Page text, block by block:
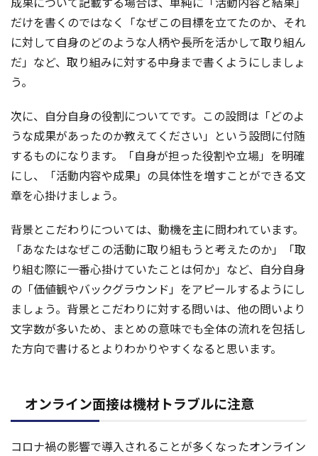
だけを書くのではなく「なぜこの目標を立てたのか、それ
に対して自身のどのような人柄や長所を活かして取り組ん
だ」など、取り組みに対する中身まで書くようにしましょ
う。
次に、自分自身の役割についてです。この設問は「どのよ
うな成果があったのか教えてください」という設問に付随
するものになります。「自身が担った役割や立場」を明確
にし、「活動内容や成果」の具体性を増すことができる文
章を心掛けましょう。
背景とこだわりについては、動機を主に問われています。
「あなたはなぜこの活動に取り組もうと考えたのか」「取
り組む際に一番心掛けていたことは何か」など、自分自身
の「価値観やバックグラウンド」をアピールするようにし
ましょう。背景とこだわりに対する問いは、他の問いより
文字数が多いため、まとめの意味でも全体の流れを包括し
た方向で書けるとよりわかりやすくなると思います。
オンライン面接は機材トラブルに注意
コロナ禍の影響で導入されることが多くなったオンライン